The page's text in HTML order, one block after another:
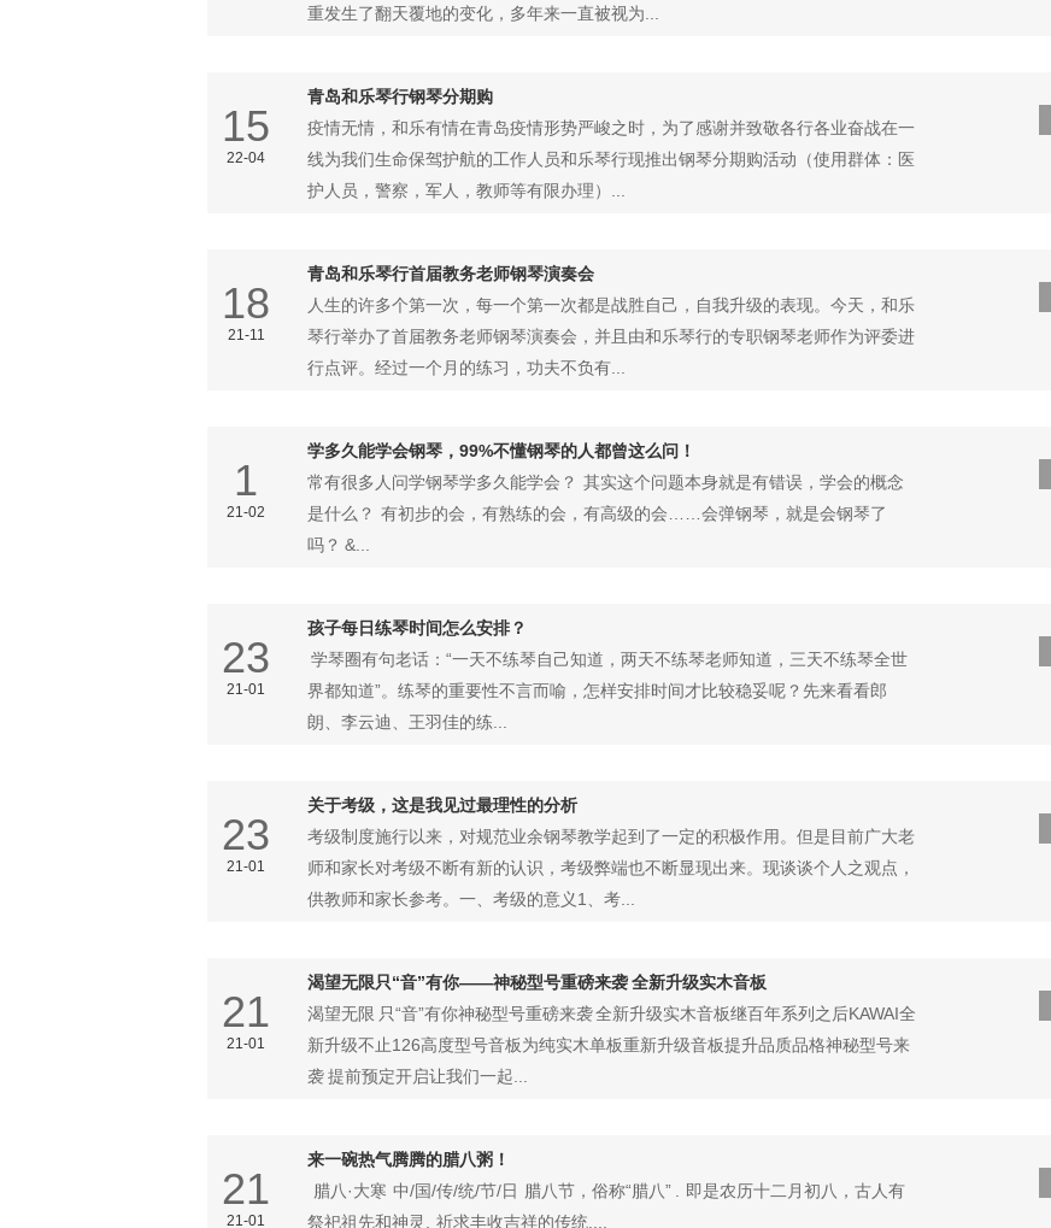
重发生了翻天覆地的变化，多年来一直被视为...
15
22-04
青岛和乐琴行钢琴分期购
疫情无情，和乐有情在青岛疫情形势严峻之时，为了感谢并致敬各行各业奋战在一
线为我们生命保驾护航的工作人员和乐琴行现推出钢琴分期购活动（使用群体：医
护人员，警察，军人，教师等有限办理）...
18
21-11
青岛和乐琴行首届教务老师钢琴演奏会
人生的许多个第一次，每一个第一次都是战胜自己，自我升级的表现。今天，和乐
琴行举办了首届教务老师钢琴演奏会，并且由和乐琴行的专职钢琴老师作为评委进
行点评。经过一个月的练习，功夫不负有...
1
21-02
学多久能学会钢琴，99%不懂钢琴的人都曾这么问！
常有很多人问学钢琴学多久能学会？ 其实这个问题本身就是有错误，学会的概念
是什么？ 有初步的会，有熟练的会，有高级的会……会弹钢琴，就是会钢琴了
吗？ &...
23
21-01
孩子每日练琴时间怎么安排？
学琴圈有句老话：“一天不练琴自己知道，两天不练琴老师知道，三天不练琴全世
界都知道”。练琴的重要性不言而喻，怎样安排时间才比较稳妥呢？先来看看郎
朗、李云迪、王羽佳的练...
23
21-01
关于考级，这是我见过最理性的分析
考级制度施行以来，对规范业余钢琴教学起到了一定的积极作用。但是目前广大老
师和家长对考级不断有新的认识，考级弊端也不断显现出来。现谈谈个人之观点，
供教师和家长参考。一、考级的意义1、考...
21
21-01
渴望无限只“音”有你——神秘型号重磅来袭 全新升级实木音板
渴望无限 只“音”有你神秘型号重磅来袭 全新升级实木音板继百年系列之后KAWAI全
新升级不止126高度型号音板为纯实木单板重新升级音板提升品质品格神秘型号来
袭 提前预定开启让我们一起...
21
21-01
来一碗热气腾腾的腊八粥！
腊八·大寒 中/国/传/统/节/日 腊八节，俗称“腊八” . 即是农历十二月初八，古人有
祭祀祖先和神灵. 祈求丰收吉祥的传统....